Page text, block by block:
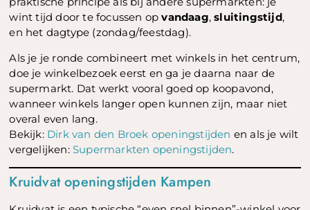
wint tijd door te focussen opvandaag,sluitingstijd,
en het dagtype (zondag/feestdag).
Als je je ronde combineert met winkels in het centrum,
doe je winkelbezoek eerst en ga je daarna naar de
supermarkt. Dat werkt vooral goed op koopavond,
wanneer winkels langer open kunnen zijn, maar niet
overal even lang.
Bekijk: Dirk van den Broek openingstijden en als je wilt
vergelijken:Supermarkten openingstijden.
Kruidvat openingstijden Kampen